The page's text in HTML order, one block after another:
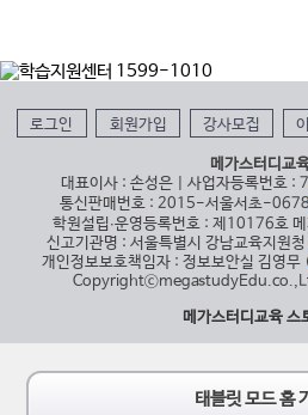
로그인 회원가입 강사모집
메가스터디교
대표이사 : 손성은 | 사업자등록번
통신판매번호 : 2015-서울서초-0678
학원설립∙운영등록번호 : 제10176호
신고기관명 : 서울특별시 강남교육지원
개인정보보호책임자 : 정보보안실 김영무
메가스터디교육 스
태블릿 모드 홈